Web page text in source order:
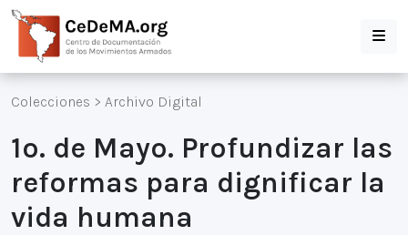
Colecciones > Archivo Digital
1o. de Mayo. Profundizar las
reformas para dignificar la
vida humana